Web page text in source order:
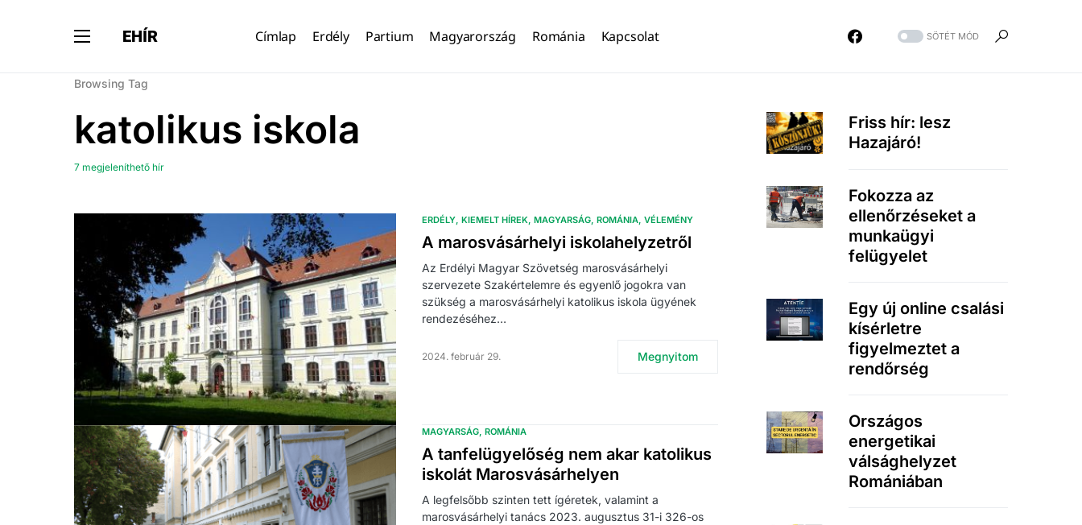
EHÍR Címlap Erdély Partium Magyarország Románia Kapcsolat SÖTÉT MÓD
Browsing Tag
katolikus iskola
7 megjeleníthető hír
ERDÉLY KIEMELT HÍREK MAGYARSÁG ROMÁNIA VÉLEMÉNY
A marosvásárhelyi iskolahelyzetről
Az Erdélyi Magyar Szövetség marosvásárhelyi
szervezete Szakértelemre és egyenlő jogokra van
szükség a marosvásárhelyi katolikus iskola ügyének
rendezéséhez…
2024. február 29. Megnyitom
MAGYARSÁG ROMÁNIA
A tanfelügyelőség nem akar katolikus
iskolát Marosvásárhelyen
A legfelsőbb szinten tett ígéretek, valamint a
marosvásárhelyi tanács 2023. augusztus 31-i 326-os
Friss hír: lesz
Hazajáró!
Fokozza az
ellenőrzéseket a
munkaügyi
felügyelet
Egy új online csalási
kísérletre
figyelmeztet a
rendőrség
Országos
energetikai
válsághelyzet
Romániában